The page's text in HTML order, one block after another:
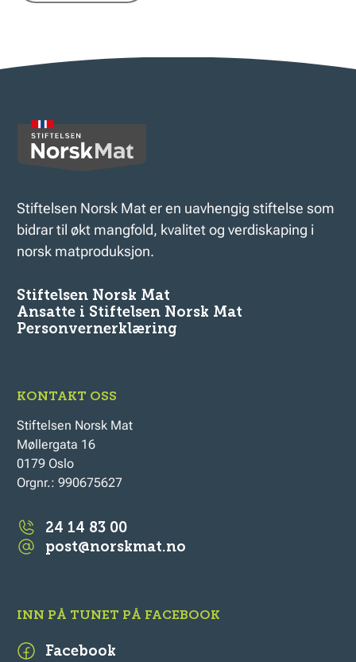
Stiftelsen Norsk Mat er en uavhengig stiftelse som
bidrar til økt mangfold, kvalitet og verdiskaping i
norsk matproduksjon.
Stiftelsen Norsk Mat
Ansatte i Stiftelsen Norsk Mat
Personvernerklæring
KONTAKT OSS
Stiftelsen Norsk Mat
Møllergata 16
0179 Oslo
Orgnr.: 990675627
24 14 83 00
post@norskmat.no
INN PÅ TUNET PÅ FACEBOOK
Facebook